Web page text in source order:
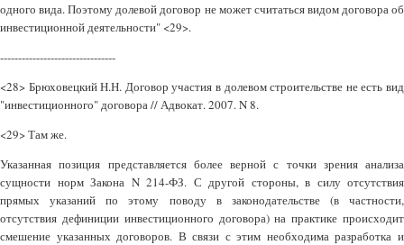
одного вида. Поэтому долевой договор не может считаться видом договора об
инвестиционной деятельности" <29>.
--------------------------------
<28> Брюховецкий Н.Н. Договор участия в долевом строительстве не есть вид
"инвестиционного" договора // Адвокат. 2007. N 8.
<29> Там же.
Указанная позиция представляется более верной с точки зрения анализа
сущности норм Закона N 214-ФЗ. С другой стороны, в силу отсутствия
прямых указаний по этому поводу в законодательстве (в частности,
отсутствия дефиниции инвестиционного договора) на практике происходит
смешение указанных договоров. В связи с этим необходима разработка и